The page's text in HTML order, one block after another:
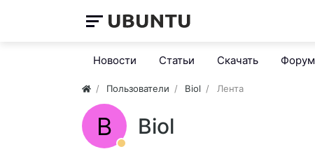
Новости Статьи Скачать Форум
Пользователи Biol Лента
B Biol